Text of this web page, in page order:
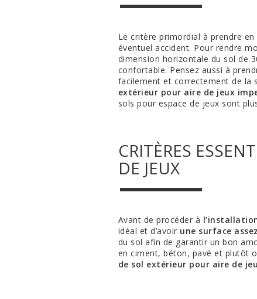
Le critère primordial à prendre
éventuel accident. Pour rendre
dimension horizontale du sol de
confortable. Pensez aussi à
facilement et correctement de la
extérieur pour aire de jeux
sols pour espace de jeux sont
CRITÈRES
DE JEUX
Avant de procéder à
idéal et d’avoir une surface
du sol afin de garantir un bon
en ciment, béton, pavé et plutôt
de sol extérieur pour aire de